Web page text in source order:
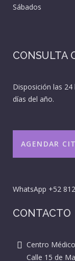
Sábados
CONSULTA
Disposición las
días del año.
AGENDAR
WhatsApp +52
CONTACTO
Centro
Calle 15 de